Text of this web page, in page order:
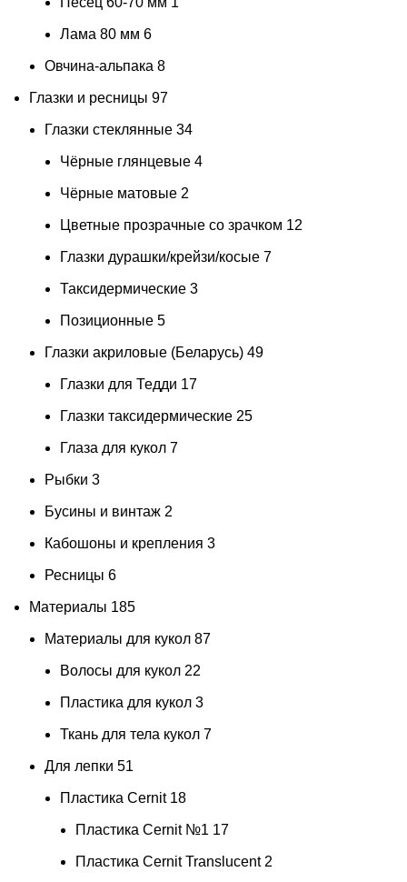
Лама 80 мм 6
Овчина-альпака 8
Глазки и ресницы 97
Глазки стеклянные 34
Чёрные глянцевые 4
Чёрные матовые 2
Цветные прозрачные со зрачком 12
Глазки дурашки/крейзи/косые 7
Таксидермические 3
Позиционные 5
Глазки акриловые (Беларусь) 49
Глазки для Тедди 17
Глазки таксидермические 25
Глаза для кукол 7
Рыбки 3
Бусины и винтаж 2
Кабошоны и крепления 3
Ресницы 6
Материалы 185
Материалы для кукол 87
Волосы для кукол 22
Пластика для кукол 3
Ткань для тела кукол 7
Для лепки 51
Пластика Cernit 18
Пластика Cernit №1 17
Пластика Cernit Translucent 2